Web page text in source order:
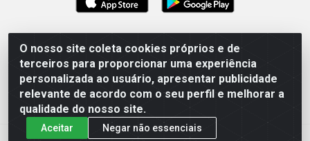
O nosso site coleta cookies próprios e de
terceiros para proporcionar uma experiência
personalizada ao usuário, apresentar publicidade
relevante de acordo com o seu perfil e melhorar a
qualidade do nosso site.
Aceitar Negar não essenciais
Eletrofarias Materiais Eletricos - Av. Jorn. Assis
Chateaubriand, 2500 - Distrito Industrial, Campina Grande/PB
- CEP 58.410-062 - CNPJ 12.110.462/0001-40